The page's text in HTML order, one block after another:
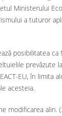
Ministerului
a tuturor
posibilitatea ca
prevăzute
EU, în limita
acesteia.
modificarea alin.